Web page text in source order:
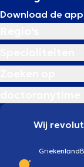
Download de app
Wij
Griekenland